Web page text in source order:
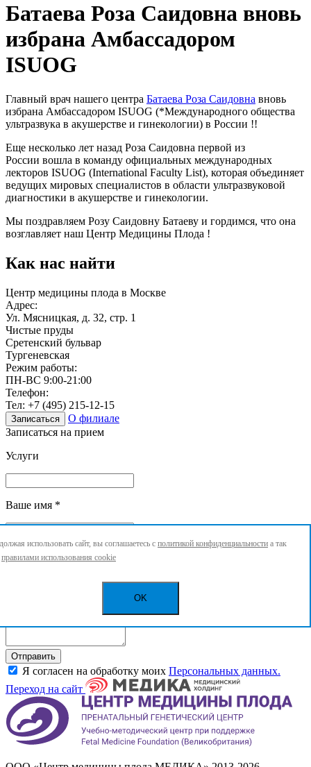
Батаева Роза Саидовна вновь
избрана Амбассадором
ISUOG
Главный врач нашего центра Батаева Роза Саидовна вновь
избрана Амбассадором ISUOG (*Международного общества
ультразвука в акушерстве и гинекологии) в России !!
Еще несколько лет назад Роза Саидовна первой из
России вошла в команду официальных международных
лекторов ISUOG (International Faculty List), которая объединяет
ведущих мировых специалистов в области ультразвуковой
диагностики в акушерстве и гинекологии.
Мы поздравляем Розу Саидовну Батаеву и гордимся, что она
возглавляет наш Центр Медицины Плода !
Как нас найти
Центр медицины плода в Москве
Адрес:
Ул. Мясницкая, д. 32, стр. 1
Чистые пруды
Сретенский бульвар
Тургеневская
Режим работы:
ПН-ВС 9:00-21:00
Телефон:
Тел: +7 (495) 215-12-15
Записаться
О филиале
Записаться на прием
Услуги
Ваше имя *
Ваш номер телефона*
Отправить
Я согласен на обработку моих Персональных данных.
Переход на сайт
использовать сайт, вы соглашаетесь с политикой конфиденциальности а так
правилами использования cookie
OK